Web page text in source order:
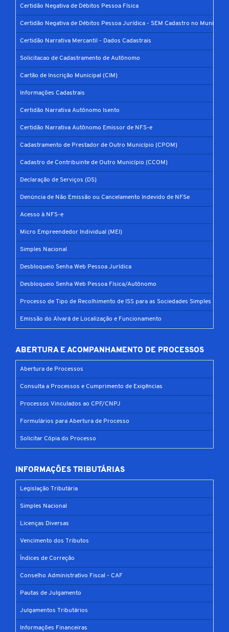
Certidão Negativa de Débitos Pessoa Física
Certidão Negativa de Débitos Pessoa Jurídica - SEM Cadastro no Município
Certidão Narrativa Mercantil - Dados Cadastrais
Solicitacao de Cadastramento de Autônomo
Cartão de Inscrição Municipal (CIM)
Informações Cadastrais
Certidão Narrativa Autônomo Isento
Certidão Narrativa Autônomo Emissor de NFS-e
Cadastramento de Prestador de Outro Município (CPOM)
Cadastro de Contribuinte de Outro Município (CCOM)
Declaração de Serviços (DS)
Denúncia de Não Emissão ou Cancelamento Indevido de NFSe
Acesso à NFS-e
Micro Empreendedor Individual (MEI)
Simples Nacional
Desbloqueio Senha Web Pessoa Jurídica
Desbloqueio Senha Web Pessoa Física/Autônomo
Processo de Tipo de Recolhimento de ISS para as Sociedades Simples
Emissão do Alvará de Localização e Funcionamento
ABERTURA E ACOMPANHAMENTO DE PROCESSOS
Abertura de Processos
Consulta a Processos e Cumprimento de Exigências
Processos Vinculados ao CPF/CNPJ
Formulários para Abertura de Processo
Solicitar Cópia do Processo
INFORMAÇÕES TRIBUTÁRIAS
Legislação Tributária
Simples Nacional
Licenças Diversas
Vencimento dos Tributos
Índices de Correção
Conselho Administrativo Fiscal - CAF
Pautas de Julgamento
Julgamentos Tributários
Informações Financeiras